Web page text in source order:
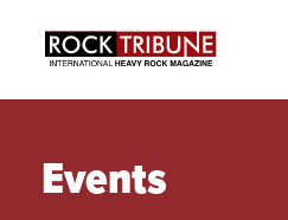
Events